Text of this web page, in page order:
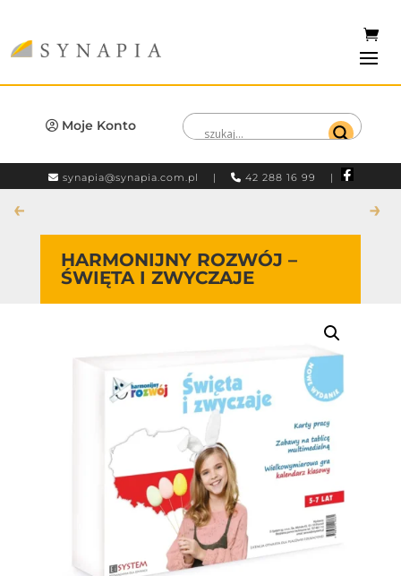
Moje Konto
synapia@synapia.com.pl | 42 288 16 99 |
← →
HARMONIJNY ROZWÓJ –
ŚWIĘTA I ZWYCZAJE